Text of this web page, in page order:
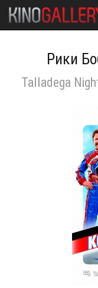
Рики
Talladega